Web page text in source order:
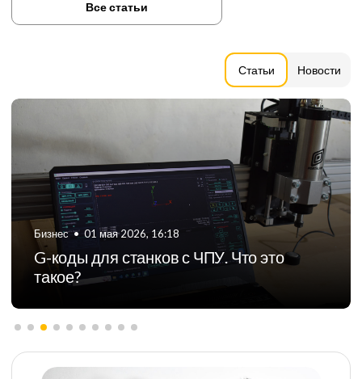
Статьи Новости
Все статьи
Бизнес • 06 августа 2024, 11:21
ТОП-5 российских производителей
фрезерных станков с ЧПУ